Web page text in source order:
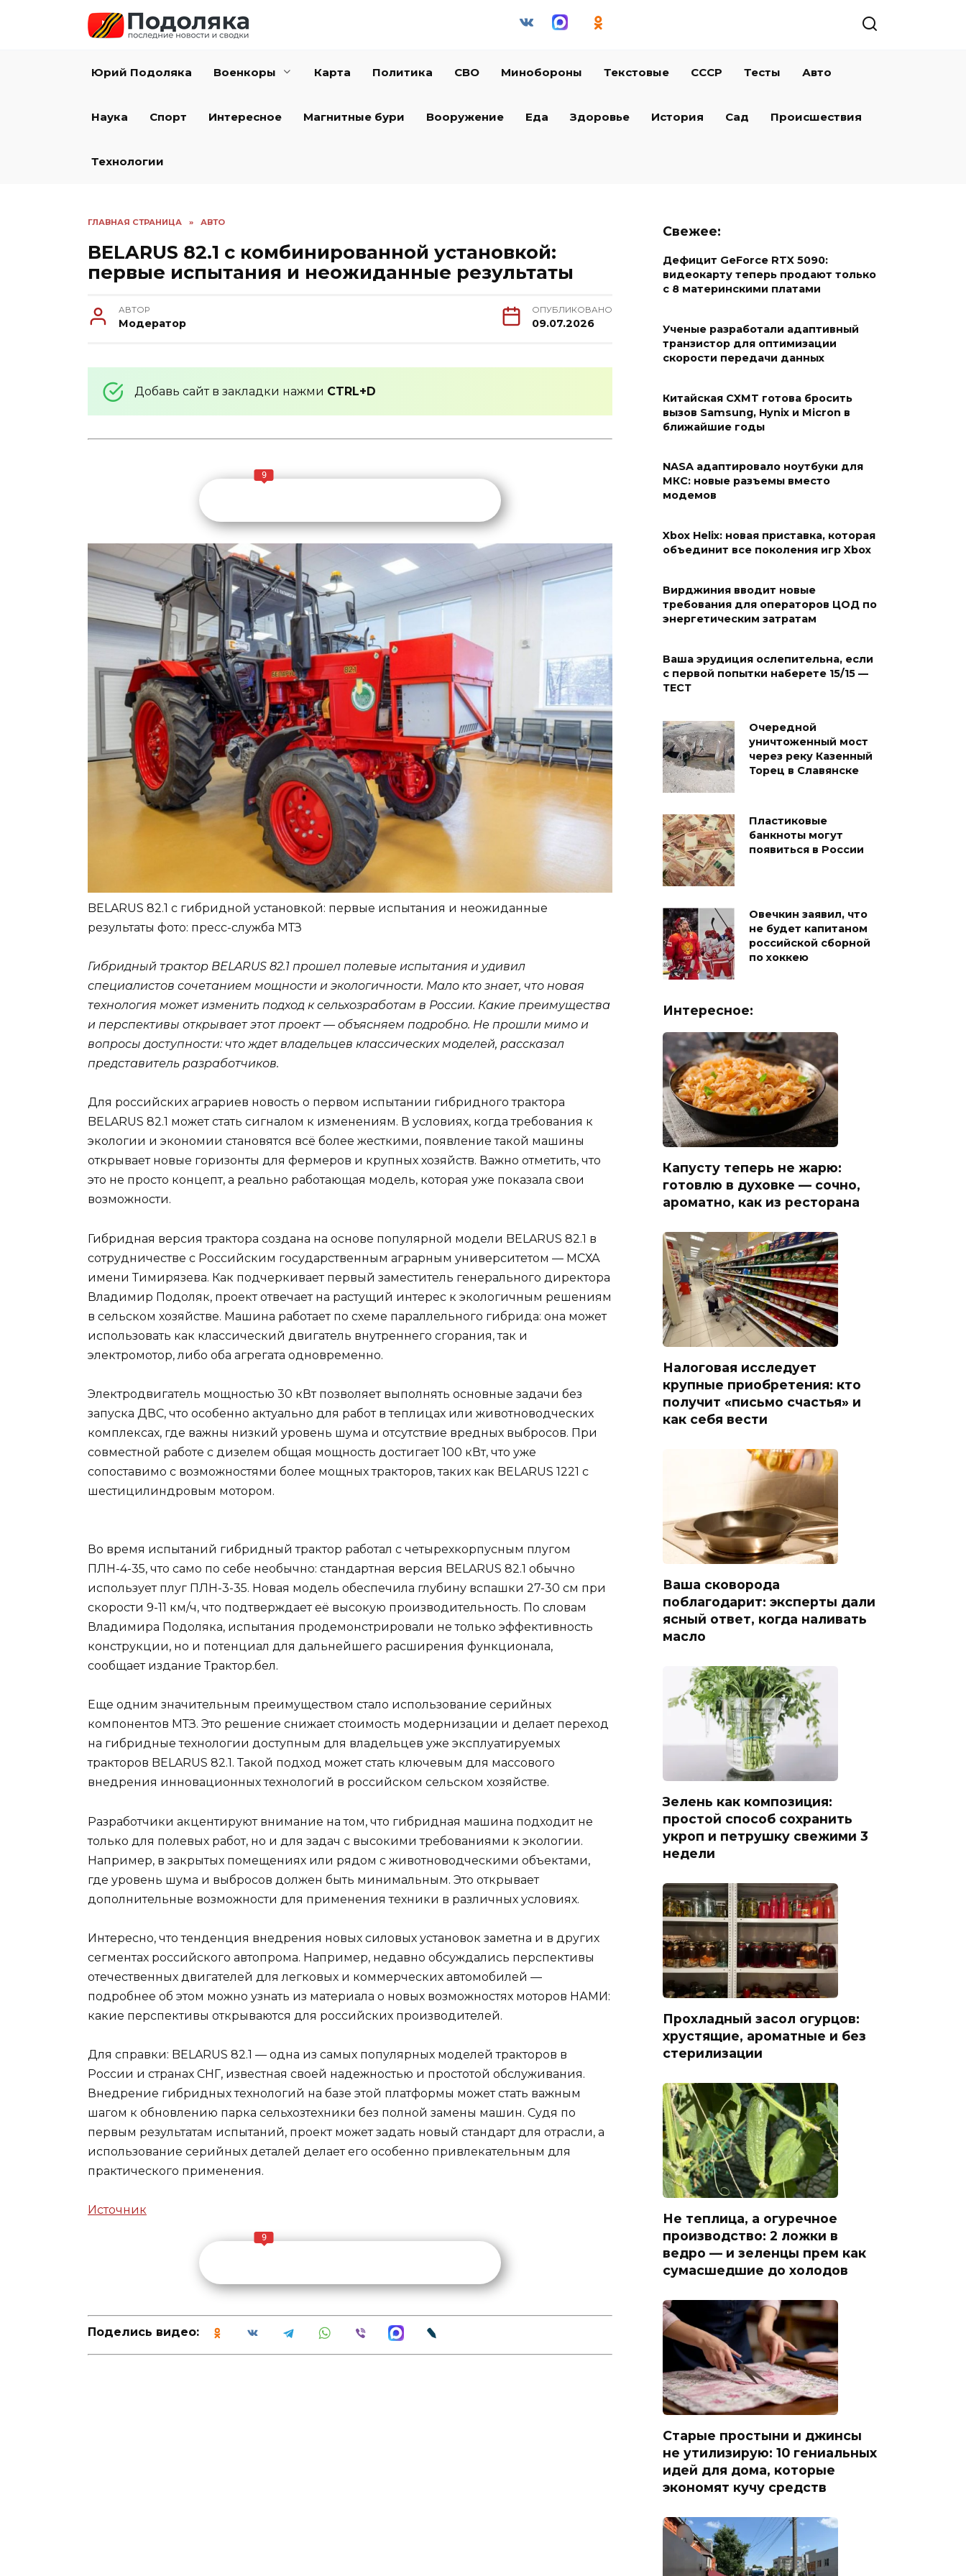
Юрий Подоляка Военкоры Карта Политика СВО Минобороны Текстовые СССР Тесты Авто
Наука Спорт Интересное Магнитные бури Вооружение Еда Здоровье История Сад Происшествия
Технологии
ГЛАВНАЯ СТРАНИЦА » АВТО
BELARUS 82.1 с комбинированной установкой:
первые испытания и неожиданные результаты
АВТОР
Модератор
ОПУБЛИКОВАНО
09.07.2026
Добавь сайт в закладки нажми CTRL+D
9
BELARUS 82.1 с гибридной установкой: первые испытания и неожиданные
результаты фото: пресс-служба МТЗ
Гибридный трактор BELARUS 82.1 прошел полевые испытания и удивил
специалистов сочетанием мощности и экологичности. Мало кто знает, что новая
технология может изменить подход к сельхозработам в России. Какие преимущества
и перспективы открывает этот проект — объясняем подробно. Не прошли мимо и
вопросы доступности: что ждет владельцев классических моделей, рассказал
представитель разработчиков.
Для российских аграриев новость о первом испытании гибридного трактора
BELARUS 82.1 может стать сигналом к изменениям. В условиях, когда требования к
экологии и экономии становятся всё более жесткими, появление такой машины
открывает новые горизонты для фермеров и крупных хозяйств. Важно отметить, что
это не просто концепт, а реально работающая модель, которая уже показала свои
возможности.
Гибридная версия трактора создана на основе популярной модели BELARUS 82.1 в
сотрудничестве с Российским государственным аграрным университетом — МСХА
имени Тимирязева. Как подчеркивает первый заместитель генерального директора
Владимир Подоляк, проект отвечает на растущий интерес к экологичным решениям
в сельском хозяйстве. Машина работает по схеме параллельного гибрида: она может
использовать как классический двигатель внутреннего сгорания, так и
электромотор, либо оба агрегата одновременно.
Электродвигатель мощностью 30 кВт позволяет выполнять основные задачи без
запуска ДВС, что особенно актуально для работ в теплицах или животноводческих
комплексах, где важны низкий уровень шума и отсутствие вредных выбросов. При
совместной работе с дизелем общая мощность достигает 100 кВт, что уже
сопоставимо с возможностями более мощных тракторов, таких как BELARUS 1221 с
шестицилиндровым мотором.
Во время испытаний гибридный трактор работал с четырехкорпусным плугом
ПЛН-4-35, что само по себе необычно: стандартная версия BELARUS 82.1 обычно
использует плуг ПЛН-3-35. Новая модель обеспечила глубину вспашки 27-30 см при
скорости 9-11 км/ч, что подтверждает её высокую производительность. По словам
Владимира Подоляка, испытания продемонстрировали не только эффективность
конструкции, но и потенциал для дальнейшего расширения функционала,
сообщает издание Трактор.бел.
Еще одним значительным преимуществом стало использование серийных
компонентов МТЗ. Это решение снижает стоимость модернизации и делает переход
на гибридные технологии доступным для владельцев уже эксплуатируемых
тракторов BELARUS 82.1. Такой подход может стать ключевым для массового
внедрения инновационных технологий в российском сельском хозяйстве.
Разработчики акцентируют внимание на том, что гибридная машина подходит не
только для полевых работ, но и для задач с высокими требованиями к экологии.
Например, в закрытых помещениях или рядом с животноводческими объектами,
где уровень шума и выбросов должен быть минимальным. Это открывает
дополнительные возможности для применения техники в различных условиях.
Интересно, что тенденция внедрения новых силовых установок заметна и в других
сегментах российского автопрома. Например, недавно обсуждались перспективы
отечественных двигателей для легковых и коммерческих автомобилей —
подробнее об этом можно узнать из материала о новых возможностях моторов НАМИ:
какие перспективы открываются для российских производителей.
Для справки: BELARUS 82.1 — одна из самых популярных моделей тракторов в
России и странах СНГ, известная своей надежностью и простотой обслуживания.
Внедрение гибридных технологий на базе этой платформы может стать важным
шагом к обновлению парка сельхозтехники без полной замены машин. Судя по
первым результатам испытаний, проект может задать новый стандарт для отрасли, а
использование серийных деталей делает его особенно привлекательным для
практического применения.
Источник
9
Поделись видео:
Свежее:
Дефицит GeForce RTX 5090:
видеокарту теперь продают только
с 8 материнскими платами
Ученые разработали адаптивный
транзистор для оптимизации
скорости передачи данных
Китайская CXMT готова бросить
вызов Samsung, Hynix и Micron в
ближайшие годы
NASA адаптировало ноутбуки для
МКС: новые разъемы вместо
модемов
Xbox Helix: новая приставка, которая
объединит все поколения игр Xbox
Вирджиния вводит новые
требования для операторов ЦОД по
энергетическим затратам
Ваша эрудиция ослепительна, если
с первой попытки наберете 15/15 —
ТЕСТ
Очередной
уничтоженный мост
через реку Казенный
Торец в Славянске
Пластиковые
банкноты могут
появиться в России
Овечкин заявил, что
не будет капитаном
российской сборной
по хоккею
Интересное:
Капусту теперь не жарю:
готовлю в духовке — сочно,
ароматно, как из ресторана
Налоговая исследует
крупные приобретения: кто
получит «письмо счастья» и
как себя вести
Ваша сковорода
поблагодарит: эксперты дали
ясный ответ, когда наливать
масло
Зелень как композиция:
простой способ сохранить
укроп и петрушку свежими 3
недели
Прохладный засол огурцов:
хрустящие, ароматные и без
стерилизации
Не теплица, а огуречное
производство: 2 ложки в
ведро — и зеленцы прем как
сумасшедшие до холодов
Старые простыни и джинсы
не утилизирую: 10 гениальных
идей для дома, которые
экономят кучу средств